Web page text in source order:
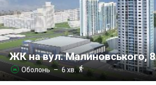
ЖК на вул. Малиновського, 8
 Оболонь – 6 хв.